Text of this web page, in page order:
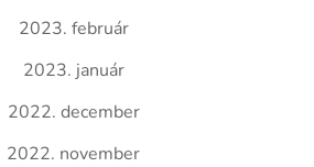
2023. február
2023. január
2022. december
2022. november